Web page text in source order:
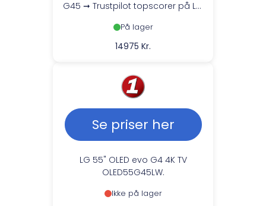
G45 ➞ Trustpilot topscorer på LG
På lager
14975 Kr.
Se priser her
LG 55" OLED evo G4 4K TV
OLED55G45LW.
Ikke på lager